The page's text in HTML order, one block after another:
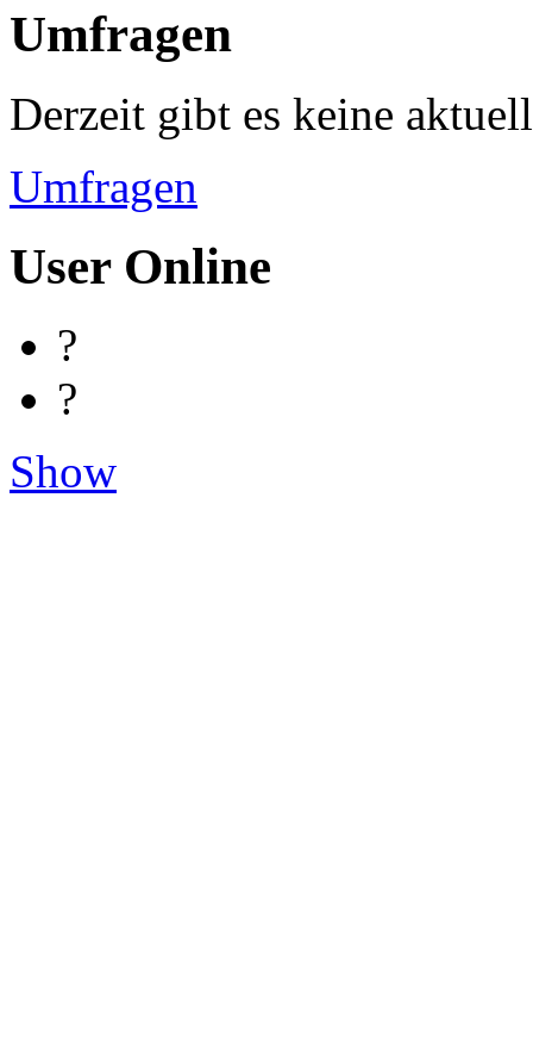
Umfragen
Derzeit gibt es keine
Umfragen
User Online
?
?
Show